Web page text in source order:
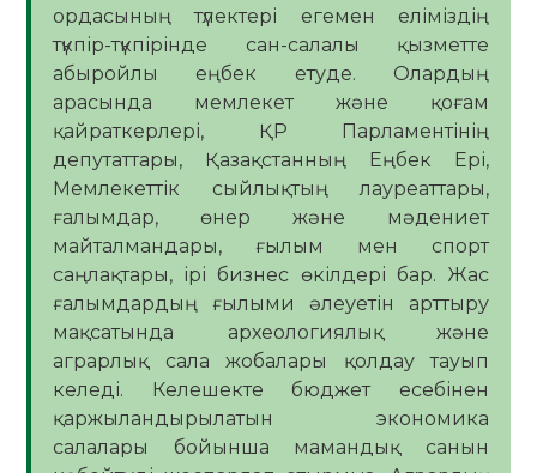
ордасының түлектері егемен еліміздің
түкпір-түкпірінде сан-салалы қызметте
абыройлы еңбек етуде. Олардың
арасында мемлекет және қоғам
қайраткерлері, ҚР Парламентінің
депутаттары, Қазақстанның Еңбек Ері,
Мемлекеттік сыйлықтың лауреаттары,
ғалымдар, өнер және мәдениет
майталмандары, ғылым мен спорт
саңлақтары, ірі бизнес өкілдері бар. Жас
ғалымдардың ғылыми әлеуетін арттыру
мақсатында археологиялық және
аграрлық сала жобалары қолдау тауып
келеді. Келешекте бюджет есебінен
қаржыландырылатын экономика
салалары бойынша мамандық санын